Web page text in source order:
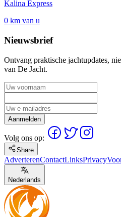
Kalina Express
0 km van u
Nieuwsbrief
Ontvang praktische jachtupdates,
van De Jacht.
Aanmelden
Volg ons op:
Share
AdverterenContactLinksPrivacy
Nederlands